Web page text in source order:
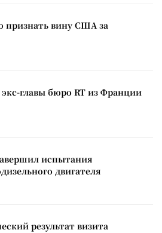
вину США за
главы бюро RT из Франции
испытания
двигателя
результат визита